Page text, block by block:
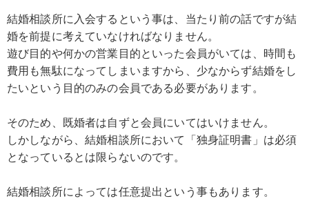
結婚相談所に入会するという事は、当たり前の話ですが結
婚を前提に考えていなければなりません。
遊び目的や何かの営業目的といった会員がいては、時間も
費用も無駄になってしまいますから、少なからず結婚をし
たいという目的のみの会員である必要があります。
そのため、既婚者は自ずと会員にいてはいけません。
しかしながら、結婚相談所において「独身証明書」は必須
となっているとは限らないのです。
結婚相談所によっては任意提出という事もあります。